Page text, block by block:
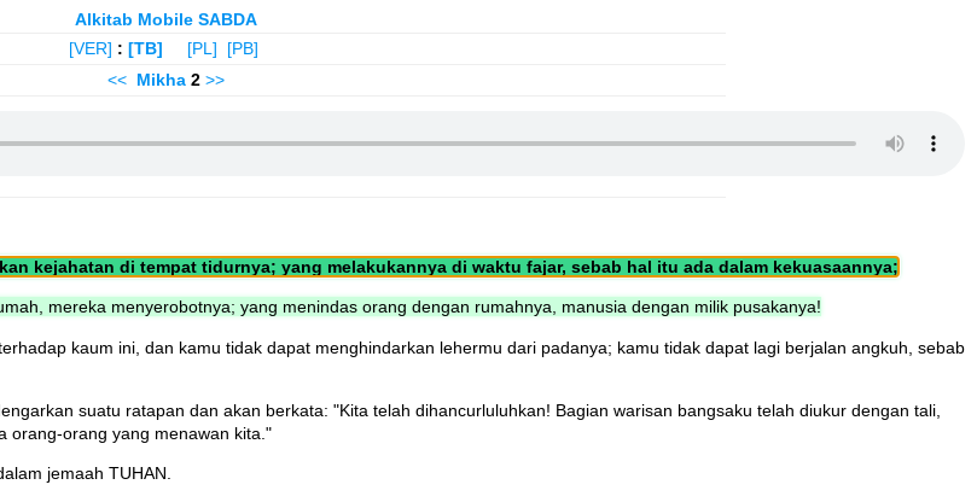
Alkitab Mobile SABDA
[VER] : [TB] [PL]
[PB]
<< Mikha2 >>
kejahatan di tempat tidurnya; yang melakukannya di waktu fajar, sebab hal itu ada dalam kekuasaannya;
mereka menyerobotnya; yang menindas orang dengan rumahnya, manusia dengan milik pusakanya!
kaum ini, dan kamu tidak dapat menghindarkan lehermu dari padanya; kamu tidak dapat lagi berjalan angkuh, sebab
suatu ratapan dan akan berkata: "Kita telah dihancurluluhkan! Bagian warisan bangsaku telah diukur dengan tali,
orang-orang yang menawan kita."
jemaah TUHAN.